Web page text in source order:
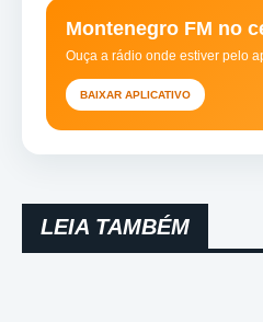
Montenegro FM no
Ouça a rádio onde estiver pelo
BAIXAR APLICATIVO
LEIA TAMBÉM